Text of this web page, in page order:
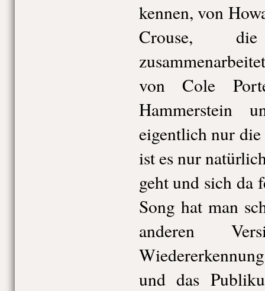
kennen, von
Crouse,
von Cole
Hammerstein
eigentlich nur
ist es nur
geht und sich da
Song hat man
anderen
und das